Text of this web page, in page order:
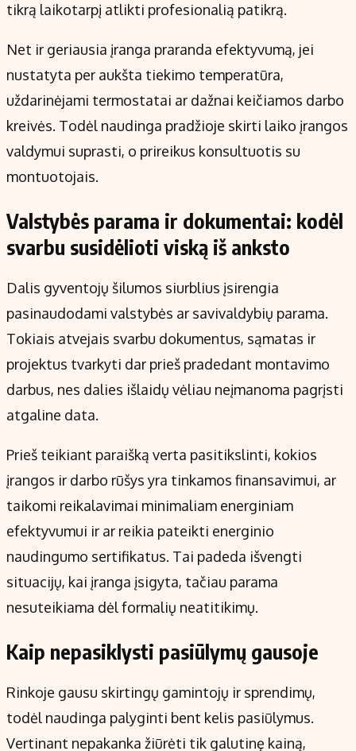
tikrą laikotarpį atlikti profesionalią patikrą.
Net ir geriausia įranga praranda efektyvumą, jei
nustatyta per aukšta tiekimo temperatūra,
uždarinėjami termostatai ar dažnai keičiamos darbo
kreivės. Todėl naudinga pradžioje skirti laiko įrangos
valdymui suprasti, o prireikus konsultuotis su
montuotojais.
Valstybės parama ir dokumentai: kodėl
svarbu susidėlioti viską iš anksto
Dalis gyventojų šilumos siurblius įsirengia
pasinaudodami valstybės ar savivaldybių parama.
Tokiais atvejais svarbu dokumentus, sąmatas ir
projektus tvarkyti dar prieš pradedant montavimo
darbus, nes dalies išlaidų vėliau neįmanoma pagrįsti
atgaline data.
Prieš teikiant paraišką verta pasitikslinti, kokios
įrangos ir darbo rūšys yra tinkamos finansavimui, ar
taikomi reikalavimai minimaliam energiniam
efektyvumui ir ar reikia pateikti energinio
naudingumo sertifikatus. Tai padeda išvengti
situacijų, kai įranga įsigyta, tačiau parama
nesuteikiama dėl formalių neatitikimų.
Kaip nepasiklysti pasiūlymų gausoje
Rinkoje gausu skirtingų gamintojų ir sprendimų,
todėl naudinga palyginti bent kelis pasiūlymus.
Vertinant nepakanka žiūrėti tik galutinę kainą,